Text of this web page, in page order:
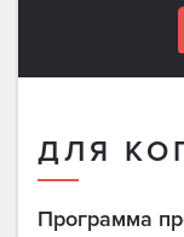
ДЛЯ
Программа